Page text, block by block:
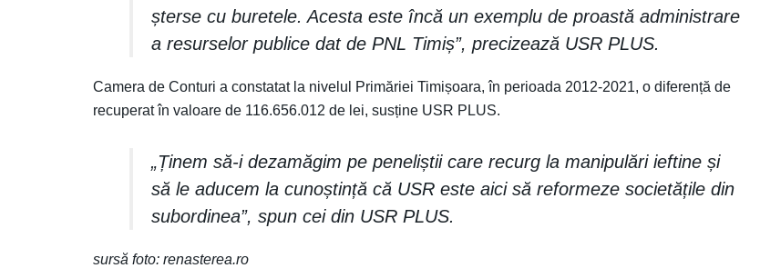
șterse cu buretele. Acesta este încă un exemplu de proastă administrare
a resurselor publice dat de PNL Timiș”, precizează USR PLUS.
Camera de Conturi a constatat la nivelul Primăriei Timișoara, în perioada 2012-2021, o diferență de
recuperat în valoare de 116.656.012 de lei, susține USR PLUS.
„Ținem să-i dezamăgim pe peneliștii care recurg la manipulări ieftine și
să le aducem la cunoștință că USR este aici să reformeze societățile din
subordinea”, spun cei din USR PLUS.
sursă foto: renasterea.ro